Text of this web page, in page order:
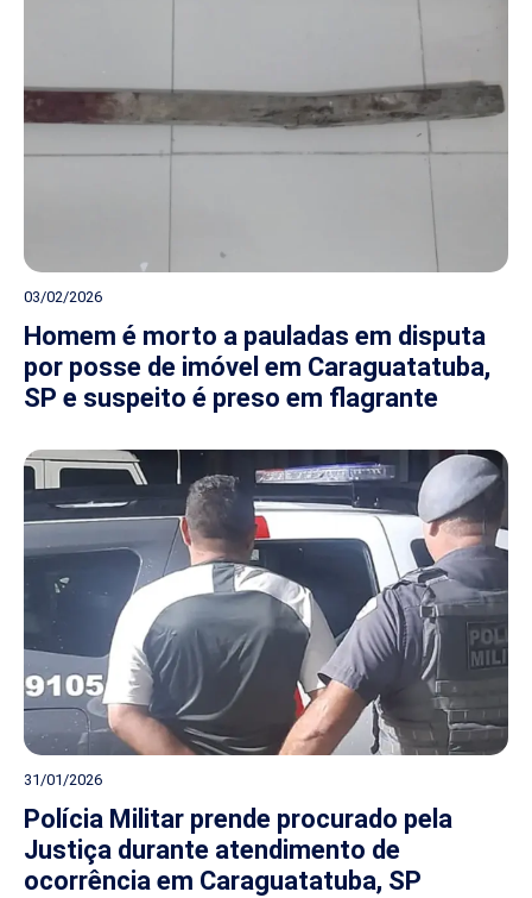
03/02/2026
Homem é morto a pauladas em disputa
por posse de imóvel em Caraguatatuba,
SP e suspeito é preso em flagrante
31/01/2026
Polícia Militar prende procurado pela
Justiça durante atendimento de
ocorrência em Caraguatatuba, SP